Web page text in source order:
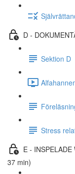
D -
Sektion D
Stress
E -
37 min)